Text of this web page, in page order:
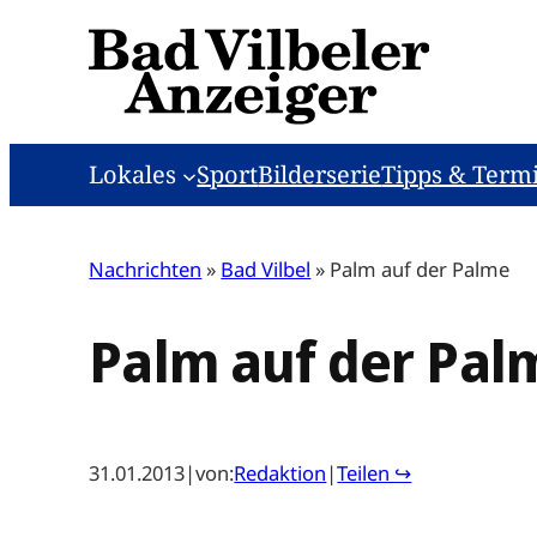
Lokales SportBilderserieTipps &
Nachrichten » Bad Vilbel » Palm auf der Palme
Palm auf der
31.01.2013|von:Redaktion |Teilen ↪